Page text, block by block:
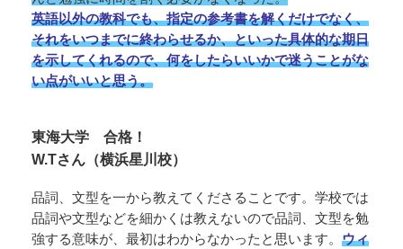
英語以外の教科でも、指定の参考書を解くだけでなく、
それをいつまでに終わらせるか、といった具体的な期日
を示してくれるので、何をしたらいいかで迷うことがな
い点がいいと思う。
東海大学 合格！
W.Tさん（横浜星川校）
品詞、文型を一から教えてくださることです。学校では
品詞や文型などを細かくは教えないので品詞、文型を勉
強する意味が、最初はわからなかったと思います。 ウィ